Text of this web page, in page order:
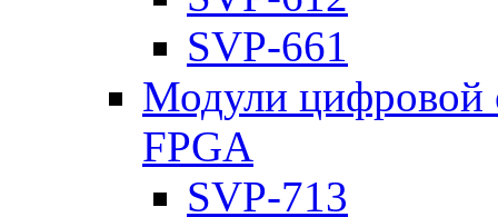
SVP-661
Модули цифровой
FPGA
SVP-713